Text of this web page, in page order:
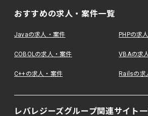
おすすめの求人・案件一覧
Javaの求人・案件 PHPの求
COBOLの求人・案件 VBAの求
C++の求人・案件 Railsの求
レバレジーズグループ関連サイト